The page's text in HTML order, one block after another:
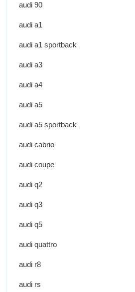
audi 90
audi a1
audi a1 sportback
audi a3
audi a4
audi a5
audi a5 sportback
audi cabrio
audi coupe
audi q2
audi q3
audi q5
audi quattro
audi r8
audi rs